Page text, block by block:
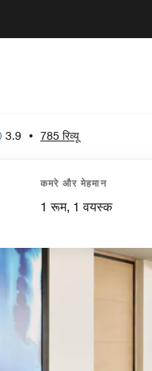
3.9 • 785 रिव्यू
कमरे और मेहमान
1 रूम, 1 वयस्क